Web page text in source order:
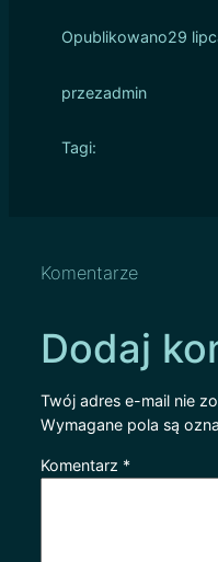
Opublikowano29
przezadmin
Tagi:
Komentarze
Dodaj
Twój adres e-mail nie
Wymagane pola są
Komentarz *